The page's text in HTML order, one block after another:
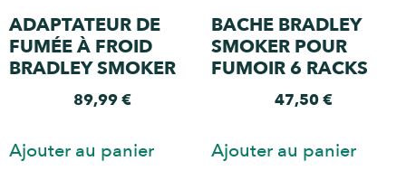
ADAPTATEUR DE
FUMÉE À FROID
BRADLEY SMOKER
89,99€
Ajouter au panier
BACHE BRADLEY
SMOKER POUR
FUMOIR 6 RACKS
47,50€
Ajouter au panier